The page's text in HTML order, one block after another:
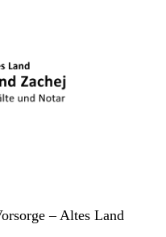
– Altes Land